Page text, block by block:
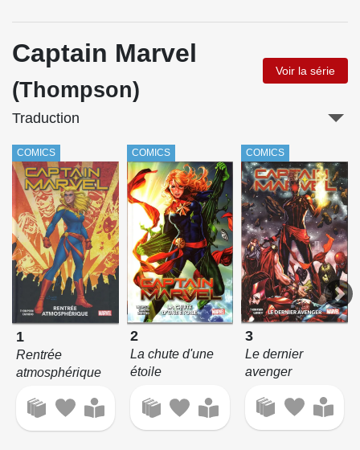
Captain Marvel
(Thompson)
Voir la série
Traduction
COMICS
1
Rentrée
atmosphérique
COMICS
2
La chute d'une
étoile
COMICS
3
Le dernier
avenger